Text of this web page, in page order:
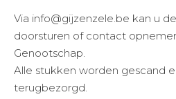
Via info@gijzenzele.be kan u
doorsturen of contact
Genootschap.
Alle stukken worden gescand
terugbezorgd.